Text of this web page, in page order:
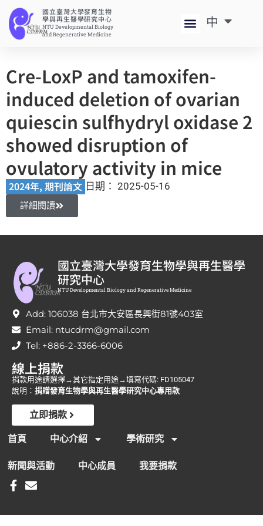
國立臺灣大學發育生物
學與再生醫學研究中心
NTU Developmental Biology
and Regenerative Medicine
中
EN
Cre-LoxP and tamoxifen-
induced deletion of ovarian
quiescin sulfhydryl oxidase 2
showed disruption of
ovulatory activity in mice
2024年, 期刊論文 日期： 2025-05-16
詳細閱讀
國立臺灣大學發育生物學與再生醫學
研究中心
NTU Developmental Biology and Regenerative Medicine
Add: 106038 台北市大安區長興街81號403室
Email: ntucdrm@gmail.com
Tel: +886-2-3366-6006
線上捐款
捐款用途請選擇→其它指定用途→填寫代碼: FD105047
說明： 捐贈發育生物學與再生醫學研究中心專用款
立即捐款
首頁 中心介紹 學術研究
新聞與活動 中心成員 我要捐款